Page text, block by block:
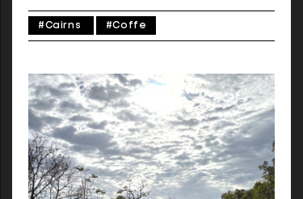
Fondo」の参加取材で向かったのは、クイーンズ
ランド州にあるケアンズ国際空港。現地時間で朝
いらしたお客様で大賑わい！機内で寝て、早朝に
到着するジェットスターの直行便は大人気。到着
後はバスやレンタカーで目的地へ向かい、ゆった
りと初日を楽しむことができます。時差もたった
の1時間。スポーツイベントに参加される方はな
おさらストレスフリーで体調を整えられます。 ケ
アンズ国際空港到着後、私たち編集部は、同じく
「Port Douglas Gran Fondo」に参加される
Ayanoさん、Yoheiさんとポートダグラスのエン
#Cairns #Coffe